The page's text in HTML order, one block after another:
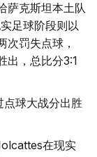
萨克斯坦本土队
足球阶段则以
次罚失点球，
出，总比分3:1
球大战分出胜
在现实